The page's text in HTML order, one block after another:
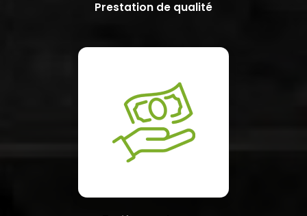
Prestation de qualité